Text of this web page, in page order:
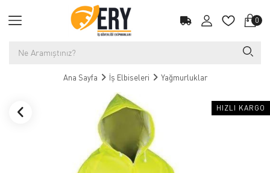
0
Ana Sayfa İş Elbiseleri Yağmurluklar
HIZLI KARGO